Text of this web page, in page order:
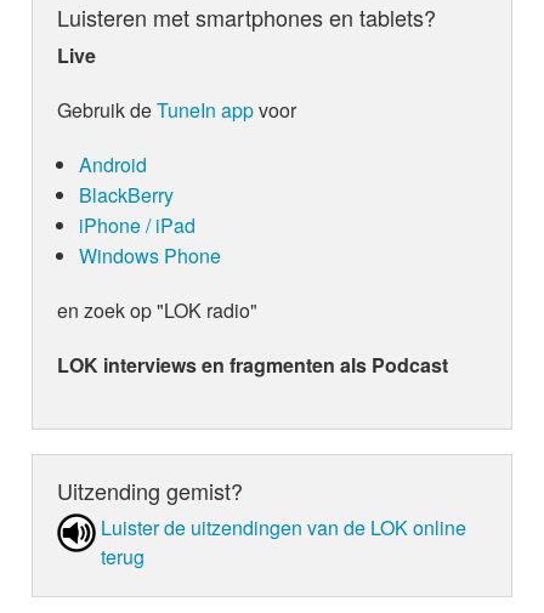
Luisteren met smartphones en tablets?
Live
Gebruik deTuneIn appvoor
Android
BlackBerry
iPhone / iPad
Windows Phone
en zoek op "LOK radio"
LOK interviews en fragmenten als Podcast
Uitzending gemist?
Luister de uit­zen­din­gen van de LOK online
terug